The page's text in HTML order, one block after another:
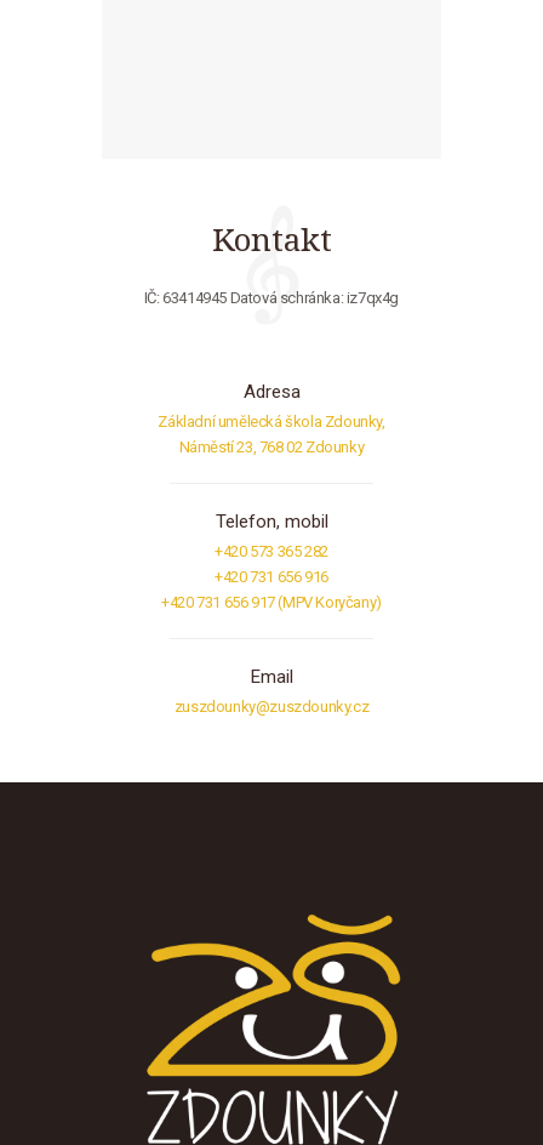
Kontakt
IČ: 63414945 Datová schránka: iz7qx4g
Adresa
Základní umělecká škola Zdounky,
Náměstí 23, 768 02 Zdounky
Telefon, mobil
+420 573 365 282
+420 731 656 916
+420 731 656 917 (MPV Koryčany)
Email
zuszdounky@zuszdounky.cz